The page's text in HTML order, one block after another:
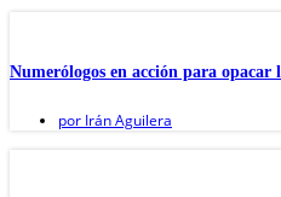
Numerólogos en acción para
por Irán Aguilera